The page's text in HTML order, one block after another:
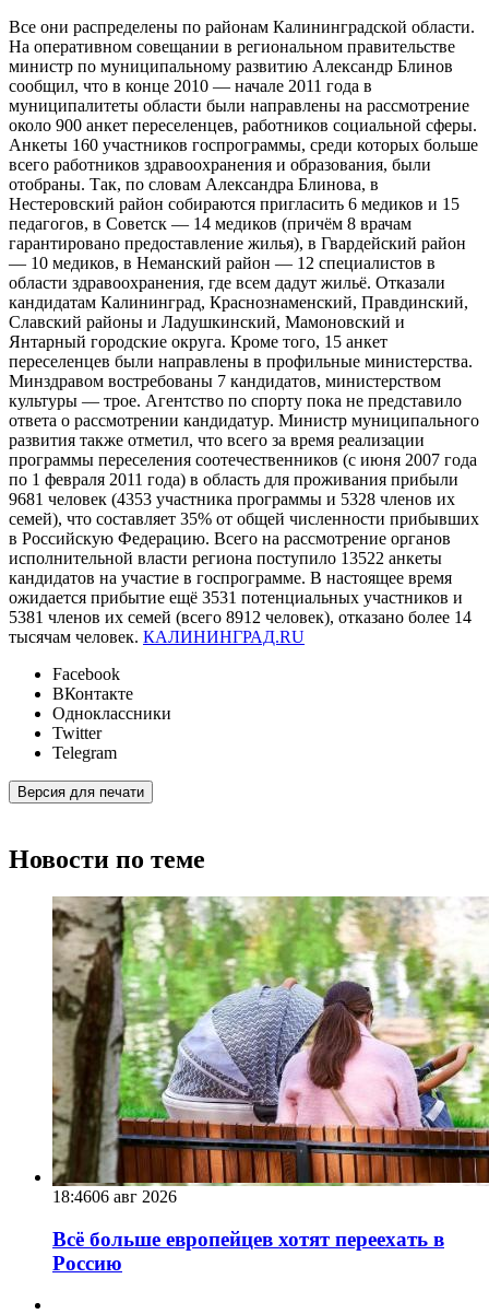
Все они распределены по районам Калининградской области.
На оперативном совещании в региональном правительстве
министр по муниципальному развитию Александр Блинов
сообщил, что в конце 2010 — начале 2011 года в
муниципалитеты области были направлены на рассмотрение
около 900 анкет переселенцев, работников социальной сферы.
Анкеты 160 участников госпрограммы, среди которых больше
всего работников здравоохранения и образования, были
отобраны. Так, по словам Александра Блинова, в
Нестеровский район собираются пригласить 6 медиков и 15
педагогов, в Советск — 14 медиков (причём 8 врачам
гарантировано предоставление жилья), в Гвардейский район
— 10 медиков, в Неманский район — 12 специалистов в
области здравоохранения, где всем дадут жильё. Отказали
кандидатам Калининград, Краснознаменский, Правдинский,
Славский районы и Ладушкинский, Мамоновский и
Янтарный городские округа. Кроме того, 15 анкет
переселенцев были направлены в профильные министерства.
Минздравом востребованы 7 кандидатов, министерством
культуры — трое. Агентство по спорту пока не представило
ответа о рассмотрении кандидатур. Министр муниципального
развития также отметил, что всего за время реализации
программы переселения соотечественников (с июня 2007 года
по 1 февраля 2011 года) в область для проживания прибыли
9681 человек (4353 участника программы и 5328 членов их
семей), что составляет 35% от общей численности прибывших
в Российскую Федерацию. Всего на рассмотрение органов
исполнительной власти региона поступило 13522 анкеты
кандидатов на участие в госпрограмме. В настоящее время
ожидается прибытие ещё 3531 потенциальных участников и
5381 членов их семей (всего 8912 человек), отказано более 14
тысячам человек. КАЛИНИНГРАД.RU
Facebook
ВКонтакте
Одноклассники
Twitter
Telegram
Версия для печати
Новости по теме
18:4606 авг 2026
Всё больше европейцев хотят переехать в
Россию